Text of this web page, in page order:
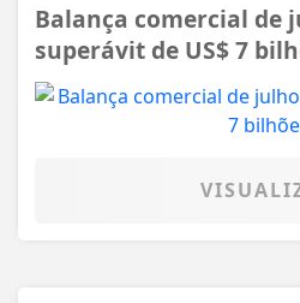
Balança comercial de
superávit de US$ 7